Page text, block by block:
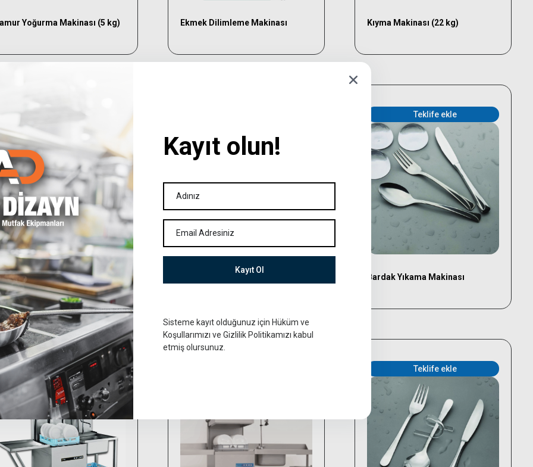
Yoğurma Makinası (5 kg) Ekmek Dilimleme Makinası Kıyma Makinası (22 kg)
Makinası (32 kg
Seçenekler
Set Altı Bulaşık Makinası Bardak Yıkama Makinası
Teklife ekle
Teklife ekle Teklife ekle
Kayıt olun!
Kayıt Ol
Sisteme kayıt olduğunuz için Hüküm ve
Koşullarımızı ve Gizlilik Politikamızı kabul
etmiş olursunuz.